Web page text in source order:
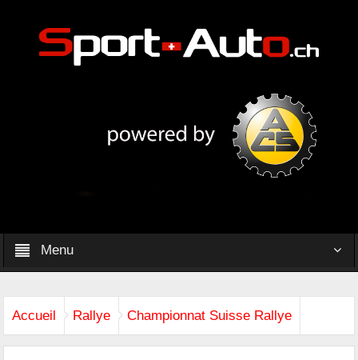
Menu
Accueil Rallye Championnat Suisse Rallye